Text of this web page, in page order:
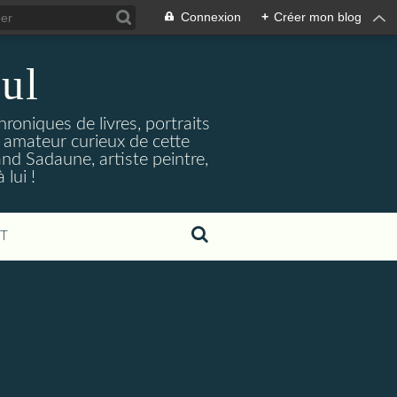
Connexion + Créer mon blog
de livres, portraits
curieux de cette
Sadaune, artiste peintre,
lui !